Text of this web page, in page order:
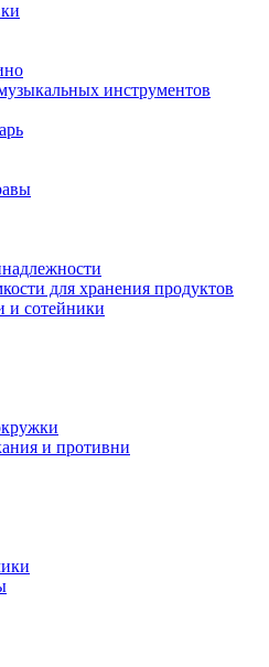
инструментов
для хранения продуктов
и сотейники
и противни